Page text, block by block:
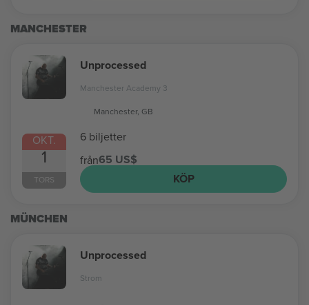
MANCHESTER
OKT.
1
TORS
Unprocessed
Manchester Academy 3
Manchester, GB
6 biljetter
från65 US$
KÖP
MÜNCHEN
Unprocessed
Strom